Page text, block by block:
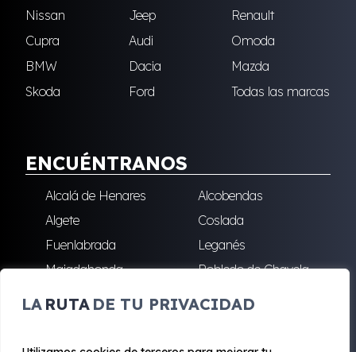
LA RUTA DE TU PRIVACIDAD
Nissan
Jeep
Renault
Cupra
Audi
Omoda
BMW
Dacia
Mazda
Skoda
Ford Todas las marcas
ENCUÉNTRANOS
Alcalá de Henares
Alcobendas
Algete
Coslada
Fuenlabrada
Leganés
Majadahonda
Robledo de Chavela
Reyes